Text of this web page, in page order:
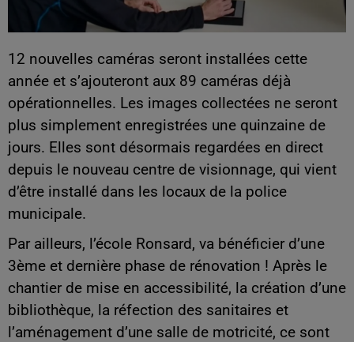
12 nouvelles caméras seront installées cette
année et s’ajouteront aux 89 caméras déjà
opérationnelles. Les images collectées ne seront
plus simplement enregistrées une quinzaine de
jours. Elles sont désormais regardées en direct
depuis le nouveau centre de visionnage, qui vient
d’être installé dans les locaux de la police
municipale.
Par ailleurs, l’école Ronsard, va bénéficier d’une
3ème et dernière phase de rénovation ! Après le
chantier de mise en accessibilité, la création d’une
bibliothèque, la réfection des sanitaires et
l’aménagement d’une salle de motricité, ce sont